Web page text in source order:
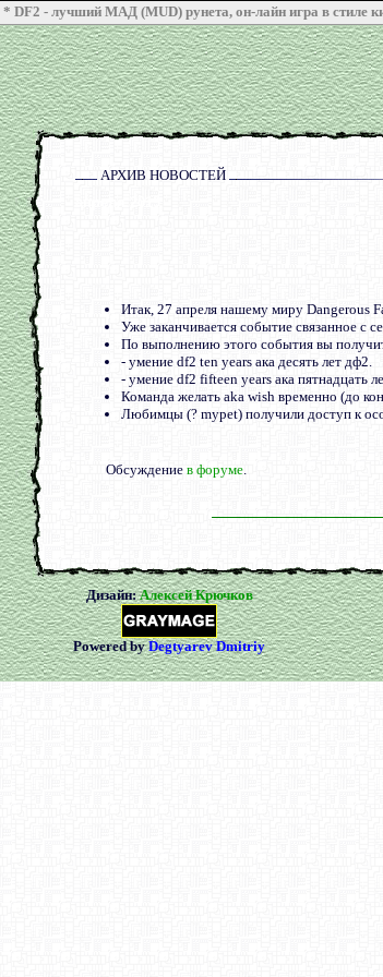
* DF2 - лучший МАД (MUD) рунета, он-лайн игра в стиле
АРХИВ НОВОСТЕЙ
Итак, 27 апреля нашему миру Dangerous
Уже заканчивается событие связанное с
По выполнению этого события вы
- умение df2 ten years ака десять лет дф2.
- умение df2 fifteen years ака пятнадцать
Команда желать aka wish временно (до
Любимцы (? mypet) получили доступ к
Обсуждениев форуме.
Дизайн:Алексей Крючков
Powered byDegtyarev Dmitriy